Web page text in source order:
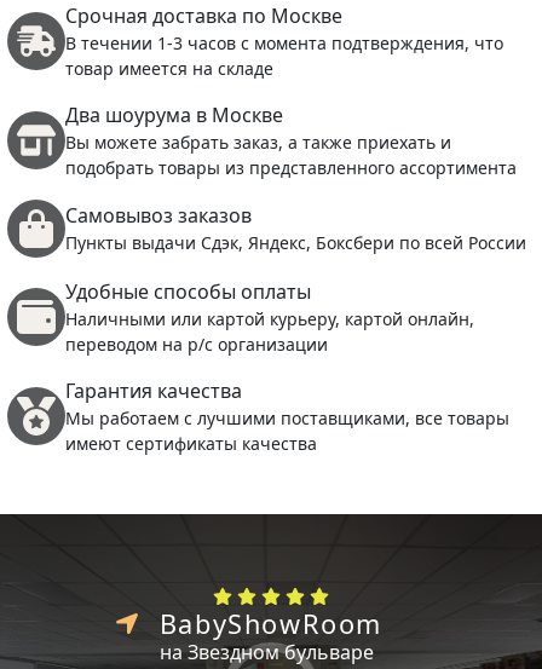
Срочная доставка по Москве
В течении 1-3 часов с момента подтверждения, что
товар имеется на складе
Два шоурума в Москве
Вы можете забрать заказ, а также приехать и
подобрать товары из представленного ассортимента
Самовывоз заказов
Пункты выдачи Сдэк, Яндекс, Боксбери по всей России
Удобные способы оплаты
Наличными или картой курьеру, картой онлайн,
переводом на р/с организации
Гарантия качества
Мы работаем с лучшими поставщиками, все товары
имеют сертификаты качества
BabyShowRoom
на Звездном бульваре